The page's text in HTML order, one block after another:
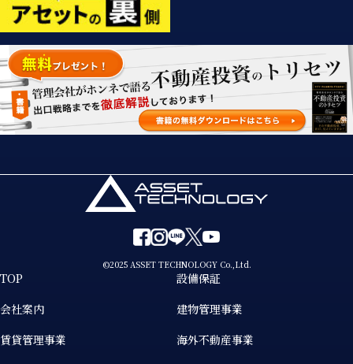
©2025 ASSET TECHNOLOGY Co.,Ltd.
TOP
会社案内
賃貸管理事業
設備保証
建物管理事業
海外不動産事業